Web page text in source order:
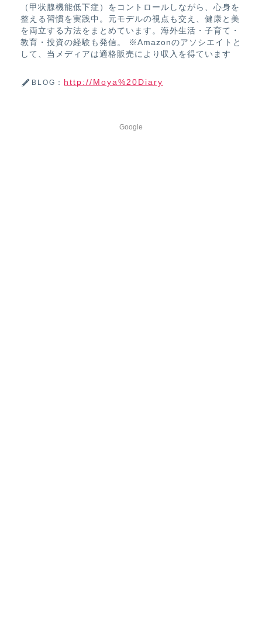
（甲状腺機能低下症）をコントロールしながら、心身を
整える習慣を実践中。元モデルの視点も交え、健康と美
を両立する方法をまとめています。海外生活・子育て・
教育・投資の経験も発信。 ※Amazonのアソシエイトと
して、当メディアは適格販売により収入を得ています
BLOG： http://Moya%20Diary
Google